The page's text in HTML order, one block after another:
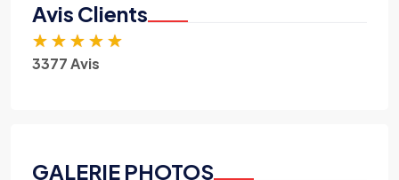
Avis Clients
★ ★ ★ ★ ★
3377 Avis
GALERIE PHOTOS